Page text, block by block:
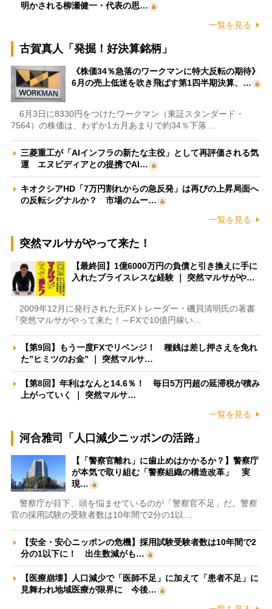
明かされる柳瀬健一・代表の思…
一覧を見る
古賀真人「発掘！好決算銘柄」
《株価34％急落のワークマンに特大反転の期待》
6月の売上低迷を吹き飛ばす第1四半期決算、…
6月3日に8330円をつけたワークマン（東証スタンダード・
7564）の株価は、わずか1カ月あまりで約34％下落…
三菱重工が「AIインフラの新たな主役」として再評価される気
運 エヌビディアとの提携でAI…
キオクシアHD「7万円割れからの急反発」は再びの上昇局面へ
の反転シグナルか？ 市場のムー…
一覧を見る
突然マルサがやって来た！
【最終回】1億6000万円の負債と引き換えに手に
入れたプライスレスな経験 ｜ 突然マルサがや…
2009年12月に発行された元FXトレーダー・磯貝清明氏の著書
『突然マルサがやって来た！～FXで10億円稼い…
【第9回】もう一度FXでリベンジ！ 種銭は差し押さえを免れ
た”ヒミツのお金” ｜ 突然マルサ…
【第8回】年利はなんと14.6％！ 毎日5万円超の延滞税が積み
上がっていく ｜ 突然マルサ…
一覧を見る
河合雅司「人口減少ニッポンの活路」
【「警察官離れ」に歯止めはかかるか？】警察庁
が本気で取り組む「警察組織の構造改革」 実
現…
警察庁が目下、頭を悩ませているのが「警察官不足」だ。警察
官の採用試験の受験者数は10年間で2分の1以…
【安全・安心ニッポンの危機】採用試験受験者数は10年間で2
分の1以下に！ 出生数減がも…
【医療崩壊】人口減少で「医師不足」に加えて「患者不足」に
見舞われ地域医療が限界に 今後…